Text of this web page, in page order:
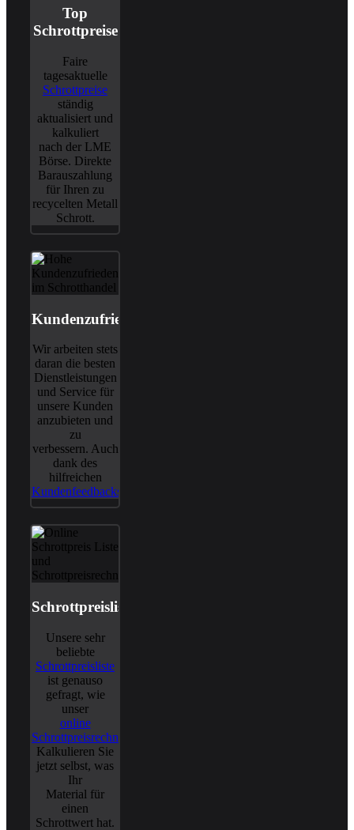
Top
Schrottpreise
Faire
tagesaktuelle
Schrottpreise
ständig
aktualisiert und
kalkuliert
nach der LME
Börse. Direkte
Barauszahlung
für Ihren zu
recycelten Metall
Schrott.
Kundenzufriedenheit
Wir arbeiten stets
daran die besten
Dienstleistungen
und Service für
unsere Kunden
anzubieten und
zu
verbessern. Auch
dank des
hilfreichen
Kundenfeedbacks
Schrottpreisliste
Unsere sehr
beliebte
Schrottpreisliste
ist genauso
gefragt, wie
unser
online
Schrottpreisrechner
Kalkulieren Sie
jetzt selbst, was
Ihr
Material für
einen
Schrottwert hat.